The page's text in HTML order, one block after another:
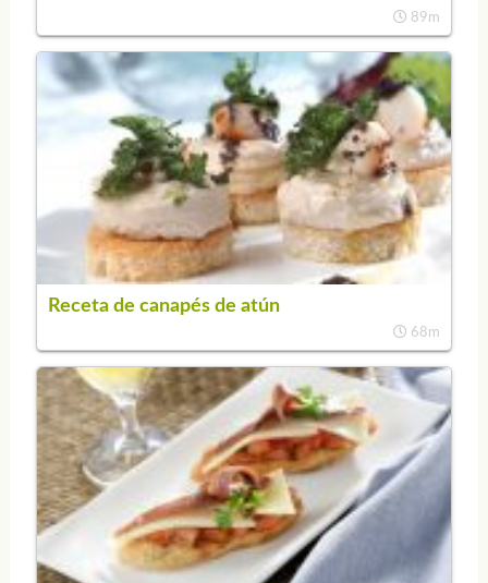
89m
Receta de canapés de atún
68m